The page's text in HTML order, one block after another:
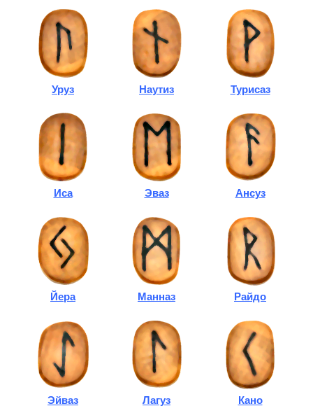
Уруз Наутиз Турисаз
Иса Эваз Ансуз
Йера Манназ Райдо
Эйваз Лагуз Кано